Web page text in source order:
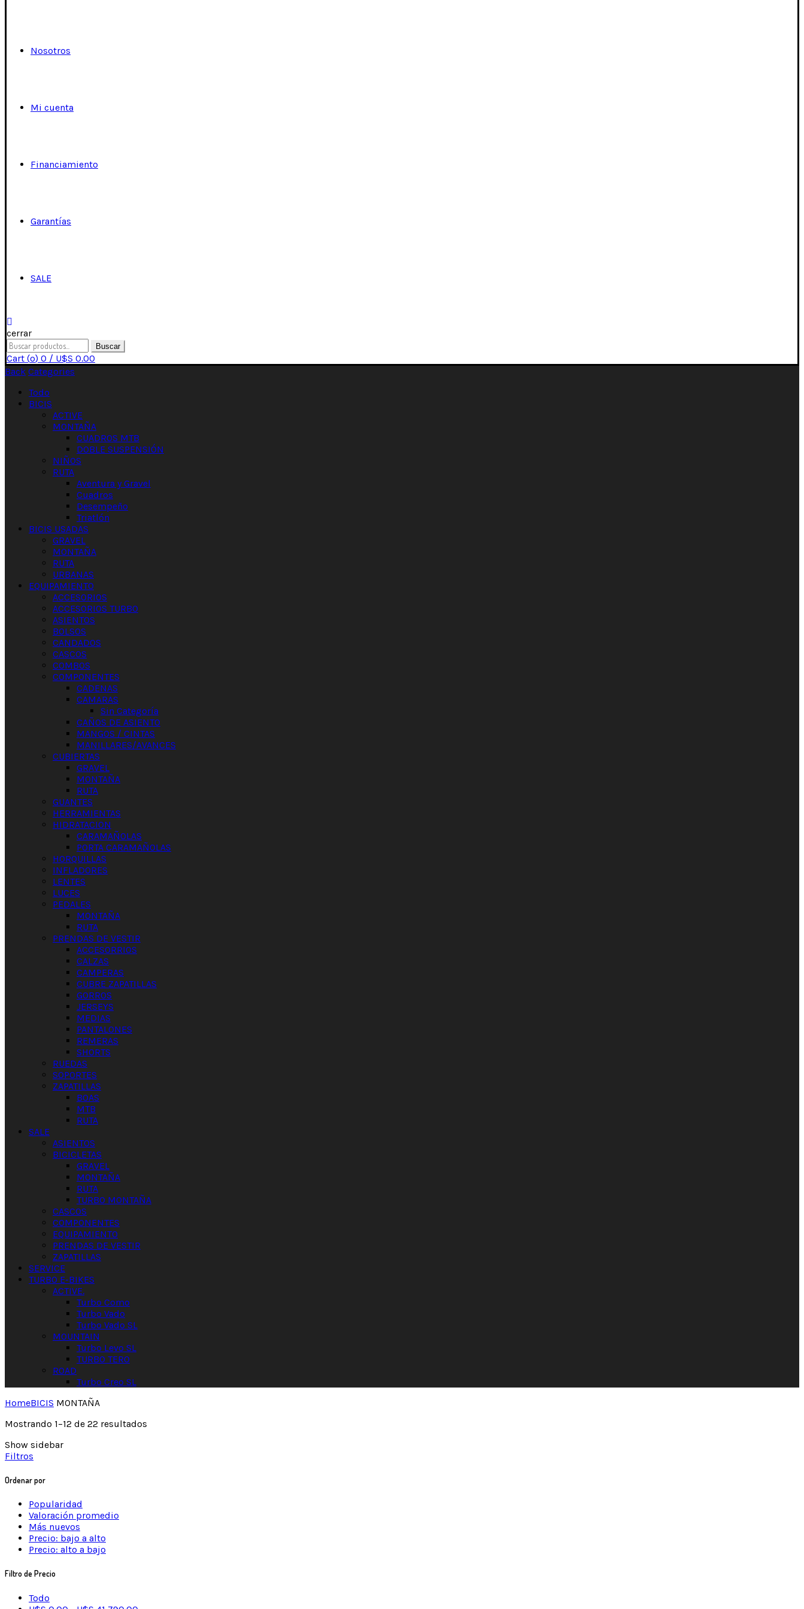
Nosotros
Mi cuenta
Financiamiento
Garantías
SALE
cerrar
Buscar
Cart (o) 0 / U$S 0.00
Back Categories
Todo
BICIS
ACTIVE
MONTAÑA
CUADROS MTB
DOBLE SUSPENSIÓN
NIÑOS
RUTA
Aventura y Gravel
Cuadros
Desempeño
Triatlón
BICIS USADAS
GRAVEL
MONTAÑA
RUTA
URBANAS
EQUIPAMIENTO
ACCESORIOS
ACCESORIOS TURBO
ASIENTOS
BOLSOS
CANDADOS
CASCOS
COMBOS
COMPONENTES
CADENAS
CAMARAS
Sin Categoría
CAÑOS DE ASIENTO
MANGOS / CINTAS
MANILLARES/AVANCES
CUBIERTAS
GRAVEL
MONTAÑA
RUTA
GUANTES
HERRAMIENTAS
HIDRATACION
CARAMAÑOLAS
PORTA CARAMAÑOLAS
HORQUILLAS
INFLADORES
LENTES
LUCES
PEDALES
MONTAÑA
RUTA
PRENDAS DE VESTIR
ACCESORRIOS
CALZAS
CAMPERAS
CUBRE ZAPATILLAS
GORROS
JERSEYS
MEDIAS
PANTALONES
REMERAS
SHORTS
RUEDAS
SOPORTES
ZAPATILLAS
BOAS
MTB
RUTA
SALE
ASIENTOS
BICICLETAS
GRAVEL
MONTAÑA
RUTA
TURBO MONTAÑA
CASCOS
COMPONENTES
EQUIPAMIENTO
PRENDAS DE VESTIR
ZAPATILLAS
SERVICE
TURBO E-BIKES
ACTIVE.
Turbo Como
Turbo Vado
Turbo Vado SL
MOUNTAIN
Turbo Levo SL
TURBO TERO
ROAD
Turbo Creo SL
HomeBICIS MONTAÑA
Mostrando 1–12 de 22 resultados
Show sidebar
Filtros
Ordenar por
Popularidad
Valoración promedio
Más nuevos
Precio: bajo a alto
Precio: alto a bajo
Filtro de Precio
Todo